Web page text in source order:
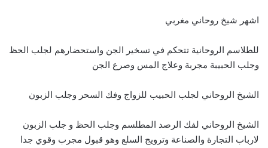
اشهر شيخ روحاني مغربي
للطلاسم الروحانية تتحكم في تسخير الجن واستحضارهم لجلب الحظ
وجلب الحبيبة مجربة وعلاج المس وصرع الجن
الشيخ الروحاني لجلب الحبيب للزواج وفك السحر وجلب الزبون
الشيخ الروحاني لفك الرصد المطلسم وجلب الحظ و جلب الزبون
لارباب التجارة والصناعة وترويج السلع وهو قبول مجرب وقوي جدا